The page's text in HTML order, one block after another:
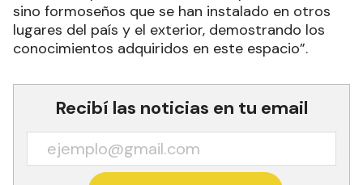
sino formoseños que se han instalado en otros
lugares del país y el exterior, demostrando los
conocimientos adquiridos en este espacio”.
Recibí las noticias en tu email